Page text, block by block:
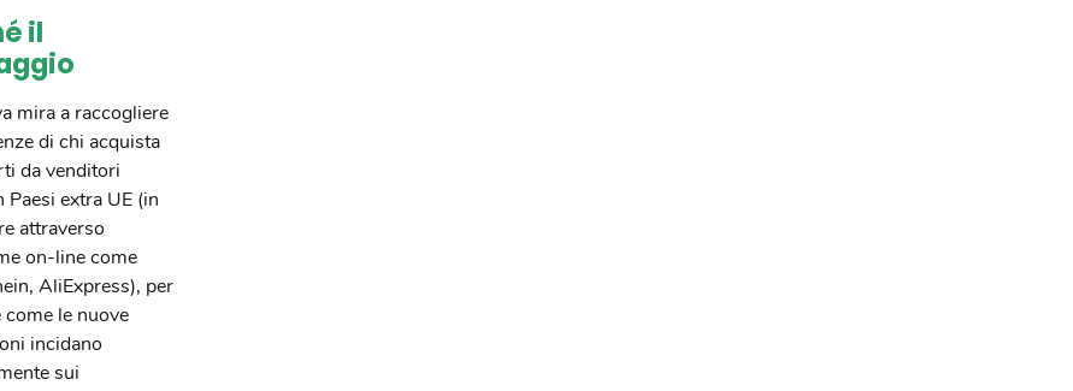
il
mira a raccogliere
di chi acquista
da venditori
extra UE (in
attraverso
on-line come
AliExpress), per
le nuove
incidano
sui